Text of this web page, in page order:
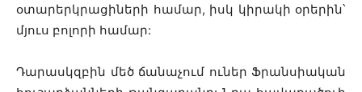
օտարերկրացիների համար, իսկ կիրակի օրերին՝
մյուս բոլորի համար:
Դարասկզբին մեծ ճանաչում ուներ Ֆրանսիական